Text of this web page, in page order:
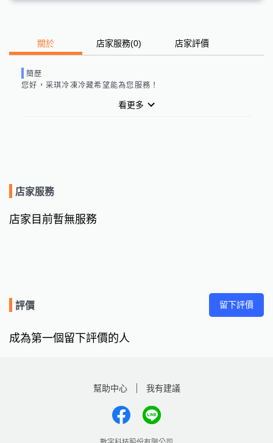
關於 店家服務(0) 店家評價
簡歷
您好， 采琪冷凍冷藏希望能為您服務！
看更多
店家服務
店家目前暫無服務
評價 留下評價
成為第一個留下評價的人
幫助中心 我有建議